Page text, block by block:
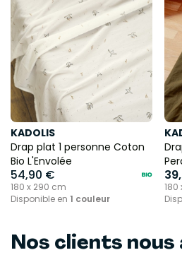
KADOLIS
Drap plat 1 personne Coton
Bio L'Envolée
54,90 €
180 x 290 cm
Disponible en 1 couleur
180
Nos clients